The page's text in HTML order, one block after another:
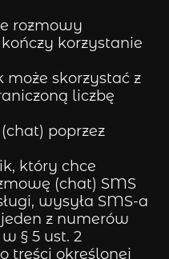
rozmowy
korzystanie
może skorzystać z
liczbę
poprzez
który chce
(chat) SMS
wysyła SMS-a
z numerów
§ 5 ust. 2
treści określonej